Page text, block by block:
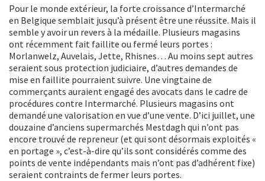
Pour le monde extérieur, la forte croissance d’Intermarché
en Belgique semblait jusqu’à présent être une réussite. Mais il
semble y avoir un revers à la médaille. Plusieurs magasins
ont récemment fait faillite ou fermé leurs portes :
Morlanwelz, Auvelais, Jette, Rhisnes… Au moins sept autres
seraient sous protection judiciaire, d’autres demandes de
mise en faillite pourraient suivre. Une vingtaine de
commerçants auraient engagé des avocats dans le cadre de
procédures contre Intermarché. Plusieurs magasins ont
demandé une valorisation en vue d’une vente. D’ici juillet, une
douzaine d’anciens supermarchés Mestdagh qui n’ont pas
encore trouvé de repreneur (et qui sont désormais exploités «
en portage », c’est-à-dire qu’ils sont considérés comme des
points de vente indépendants mais n’ont pas d’adhérent fixe)
seraient contraints de fermer leurs portes.